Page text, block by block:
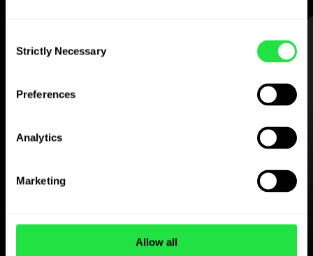
Selection
Strictly Necessary
Preferences
Analytics
Marketing
Allow all
ZEN.COM безплатно
и се регистрирайте за
няколко минути.